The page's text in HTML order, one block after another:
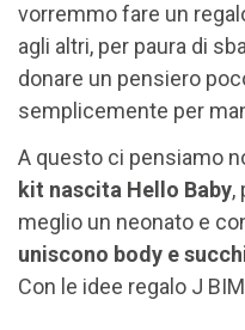
vorremmo fare un
agli altri, per paura di
donare un pensiero
semplicemente per
A questo ci pensiamo
kit nascita Hello Baby,
meglio un neonato e
uniscono body e
Con le idee regalo J